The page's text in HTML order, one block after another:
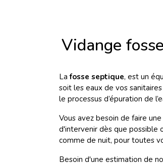
Vidange
Lafosse septique, est un
soit les eaux de vos
le processus d’épuration de
Vous avez besoin de faire une
d'intervenir dès que possible
comme de nuit, pour toutes
Besoin d'une estimation de